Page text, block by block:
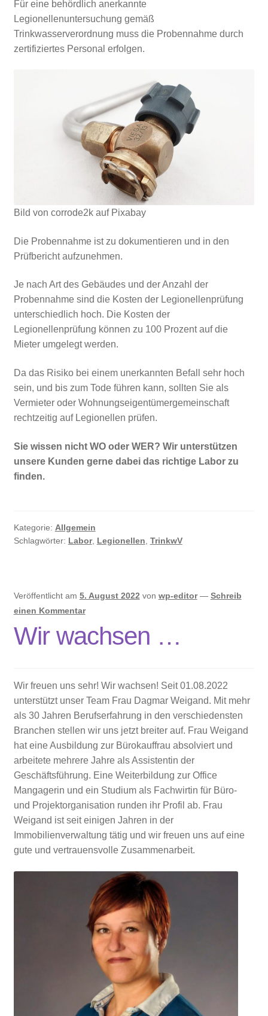
Für eine behördlich anerkannte
Legionellenuntersuchung gemäß
Trinkwasserverordnung muss die Probennahme durch
zertifiziertes Personal erfolgen.
Bild von corrode2k auf Pixabay
Die Probennahme ist zu dokumentieren und in den
Prüfbericht aufzunehmen.
Je nach Art des Gebäudes und der Anzahl der
Probennahme sind die Kosten der Legionellenprüfung
unterschiedlich hoch. Die Kosten der
Legionellenprüfung können zu 100 Prozent auf die
Mieter umgelegt werden.
Da das Risiko bei einem unerkannten Befall sehr hoch
sein, und bis zum Tode führen kann, sollten Sie als
Vermieter oder Wohnungseigentümergemeinschaft
rechtzeitig auf Legionellen prüfen.
Sie wissen nicht WO oder WER? Wir unterstützen
unsere Kunden gerne dabei das richtige Labor zu
finden.
Kategorie: Allgemein
Schlagwörter: Labor, Legionellen TrinkwV
Veröffentlicht am 5. August 2022 von wp-editor — Schreib
einen Kommentar
Wir wachsen …
Wir freuen uns sehr! Wir wachsen! Seit 01.08.2022
unterstützt unser Team Frau Dagmar Weigand. Mit mehr
als 30 Jahren Berufserfahrung in den verschiedensten
Branchen stellen wir uns jetzt breiter auf. Frau Weigand
hat eine Ausbildung zur Bürokauffrau absolviert und
arbeitete mehrere Jahre als Assistentin der
Geschäftsführung. Eine Weiterbildung zur Office
Mangagerin und ein Studium als Fachwirtin für Büro-
und Projektorganisation runden ihr Profil ab. Frau
Weigand ist seit einigen Jahren in der
Immobilienverwaltung tätig und wir freuen uns auf eine
gute und vertrauensvolle Zusammenarbeit.